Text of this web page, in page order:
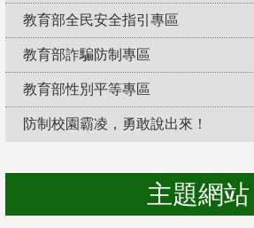
教育部全民安全指引專區
教育部詐騙防制專區
教育部性別平等專區
防制校園霸凌，勇敢說出來！
主題網站